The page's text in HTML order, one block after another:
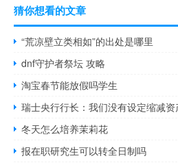
猜你想看的文章
“荒凉壁立类相如”的出处是哪里
dnf守护者祭坛 攻略
淘宝春节能放假吗学生
瑞士央行行长：我们没有设定缩减
冬天怎么培养茉莉花
报在职研究生可以转全日制吗